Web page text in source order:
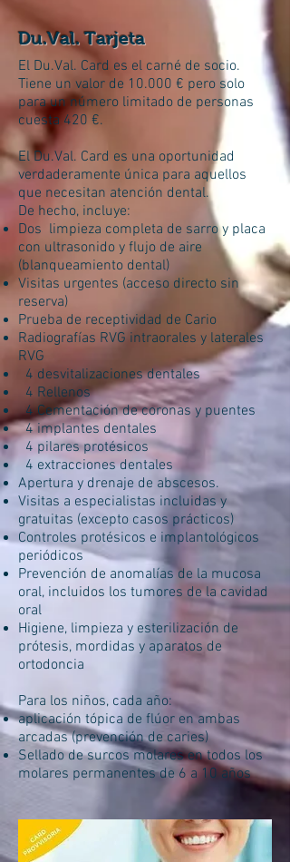
Du.Val. Tarjeta
El Du.Val. Card es el carné de socio.
Tiene un valor de 10.000 € pero solo
para un número limitado de personas
cuesta 420 €.
El Du.Val. Card es una oportunidad
verdaderamente única para aquellos
que necesitan atención dental.
De hecho, incluye:
Dos limpieza completa de sarro y placa
con ultrasonido y flujo de aire
(blanqueamiento dental)
Visitas urgentes (acceso directo sin
reserva)
Prueba de receptividad de Cario
Radiografías RVG intraorales y laterales
RVG
4 desvitalizaciones dentales
4 Rellenos
4 Cementación de coronas y puentes
4 implantes dentales
4 pilares protésicos
4 extracciones dentales
Apertura y drenaje de abscesos.
Visitas a especialistas incluidas y
gratuitas (excepto casos prácticos)
Controles protésicos e implantológicos
periódicos
Prevención de anomalías de la mucosa
oral, incluidos los tumores de la cavidad
oral
Higiene, limpieza y esterilización de
prótesis, mordidas y aparatos de
ortodoncia
Para los niños, cada año:
aplicación tópica de flúor en ambas
arcadas (prevención de caries)
Sellado de surcos molares en todos los
molares permanentes de 6 a 10 años